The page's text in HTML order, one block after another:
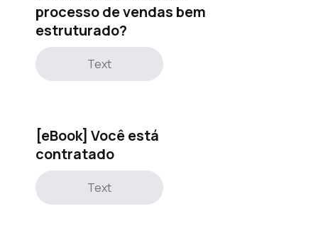
processo de vendas bem
estruturado?
Text
[eBook] Você está
contratado
Text